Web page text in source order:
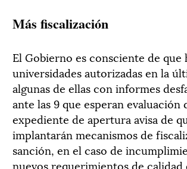
Más fiscalización
El Gobierno es consciente de que
universidades autorizadas en la
algunas de ellas con informes
ante las 9 que esperan evaluación
expediente de apertura avisa de
implantarán mecanismos de
sanción, en el caso de
nuevos requerimientos de calidad